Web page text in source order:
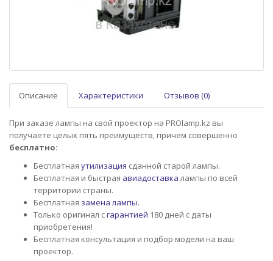
Описание Характеристики Отзывов (0)
При заказе лампы на свой проектор на PROlamp.kz вы
получаете целых пять преимуществ, причем совершенно
бесплатно:
Бесплатная утилизация сданной старой лампы.
Бесплатная и быстрая авиадоставкалампы по всей
территории страны.
Бесплатная замена лампы.
Только оригинал сгарантией 180 дней с даты
приобретения!
Бесплатная консультация и подбор модели на ваш
проектор.